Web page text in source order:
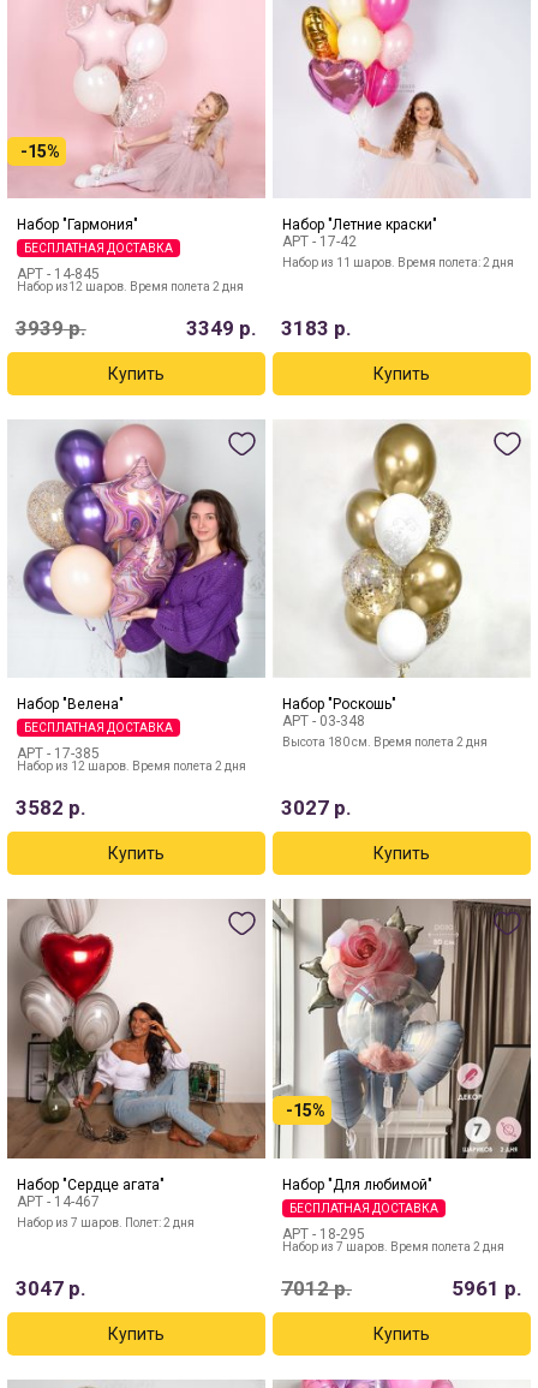
-15%
Набор "Гармония"
БЕСПЛАТНАЯ ДОСТАВКА
АРТ - 14-845
Набор из12 шаров. Время полета 2 дня
3939р. 3349 р.
Набор "Летние краски"
АРТ - 17-42
Набор из 11 шаров. Время полета: 2 дня
3183 р.
Набор "Велена"
БЕСПЛАТНАЯ ДОСТАВКА
АРТ - 17-385
Набор из 12 шаров. Время полета 2 дня
3582 р.
Набор "Роскошь"
АРТ - 03-348
Высота 180 см. Время полета 2 дня
3027 р.
Набор "Сердце агата"
АРТ - 14-467
Набор из 7 шаров. Полет: 2 дня
3047р.
-15%
Набор "Для любимой"
БЕСПЛАТНАЯ ДОСТАВКА
АРТ - 18-295
Набор из 7 шаров. Время полета 2 дня
7012р. 5961 р.